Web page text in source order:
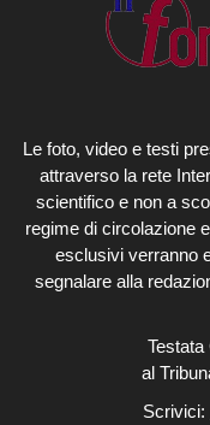
Le foto, video e testi
attraverso la rete
scientifico e non a
regime di circolazione
esclusivi verranno
segnalare alla
al
Scrivici: